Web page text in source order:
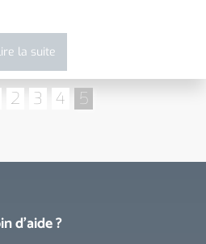
la suite
2 3 4 5
d'aide ?